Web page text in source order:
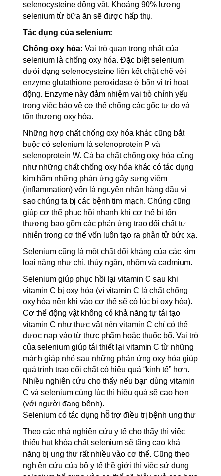
selenocysteine động vật. Khoảng 90% lượng
selenium từ bữa ăn sẽ được hấp thụ.
Tác dụng của selenium:
Chống oxy hóa: Vai trò quan trọng nhất của
selenium là chống oxy hóa. Đặc biệt selenium
dưới dạng selenocysteine liên kết chặt chẽ với
enzyme glutathione peroxidase ở bốn vị trí hoạt
động. Enzyme này đảm nhiệm vai trò chính yếu
trong việc bảo vệ cơ thể chống các gốc tự do và
tổn thương oxy hóa.
Những hợp chất chống oxy hóa khác cũng bắt
buộc có selenium là selenoprotein P và
selenoprotein W. Cả ba chất chống oxy hóa cũng
như những chất chống oxy hóa khác có tác dụng
kìm hãm những phản ứng gây sưng viêm
(inflammation) vốn là nguyên nhân hàng đầu vì
sao chúng ta bị các bệnh tim mạch. Chúng cũng
giúp cơ thể phục hồi nhanh khi cơ thể bị tổn
thương bao gồm các phản ứng trao đổi chất tự
nhiên trong cơ thể vốn luôn tạo ra phân tử bức xạ.
Selenium cũng là một chất đối kháng của các kim
loại nặng như chì, thủy ngân, nhôm và cadmium.
Selenium giúp phục hồi lại vitamin C sau khi
vitamin C bị oxy hóa (vì vitamin C là chất chống
oxy hóa nên khi vào cơ thể sẽ có lúc bị oxy hóa).
Cơ thể động vật không có khả năng tự tái tạo
vitamin C như thực vật nên vitamin C chỉ có thể
được nạp vào từ thực phẩm hoặc thuốc bổ. Vai trò
của selenium giúp tái thiết lại vitamin C từ những
mảnh giáp nhỏ sau những phản ứng oxy hóa giúp
quá trình trao đổi chất có hiệu quả “kinh tế” hơn.
Nhiều nghiên cứu cho thấy nếu bạn dùng vitamin
C và selenium cùng lúc thì hiệu quả sẽ cao hơn
(với người đang bệnh).
Selenium có tác dụng hỗ trợ điều trị bệnh ung thư
Theo các nhà nghiên cứu y tế cho thấy thì việc
thiếu hụt khóa chất selenium sẽ tăng cao khả
năng bị ung thư rất nhiều vào cơ thể. Cũng theo
nghiên cứu của bộ y tế thề giới thì việc sử dụng